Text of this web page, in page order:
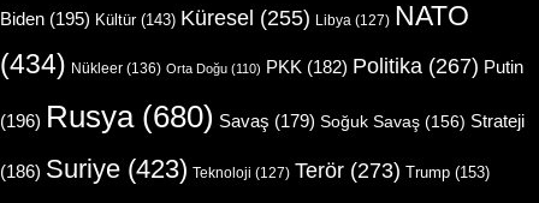
Biden (195) Kültür(143) Küresel (255) Libya (127) NATO
(434) Nükleer (136) Orta Doğu (110) PKK (182) Politika (267) Putin
(196) Rusya(680) Savaş (179) Soğuk Savaş (156) Strateji
(186) Suriye (423) Teknoloji (127) Terör (273) Trump (153)